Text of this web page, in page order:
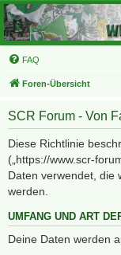
FAQ
Foren-Übersicht
SCR Forum - Von
Diese Richtlinie
(„https://www.scr-
Daten verwendet, die
werden.
UMFANG UND ART
Deine Daten werden